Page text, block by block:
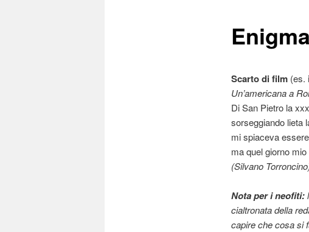
Scarto di film(es.
Un’americana a
Di San Pietro la
sorseggiando lieta
mi spiaceva
ma quel giorno
(Silvano
Nota per i neofiti:
cialtronata della
capire che cosa si